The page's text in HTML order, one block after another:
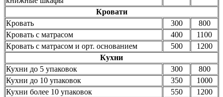
Кровати
Кровать
300
800
Кровать с матрасом
400
1100
Кровать с матрасом и орт. основанием
500
1200
Кухни
Кухни до 5 упаковок
300
800
Кухни до 10 упаковок
350
1000
Кухни более 10 упаковок
550
1200